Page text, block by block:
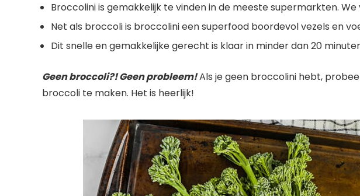
Broccolini is gemakkelijk te vinden in de meeste supermarkten.
Net als broccoli is broccolini een superfood boordevol vezels en
Dit snelle en gemakkelijke gerecht is klaar in minder dan 20
Geen broccoli?! Geen probleem!Als je geen broccolini hebt,
broccoli te maken. Het is heerlijk!